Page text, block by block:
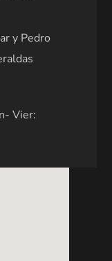
y Pedro
Vier: